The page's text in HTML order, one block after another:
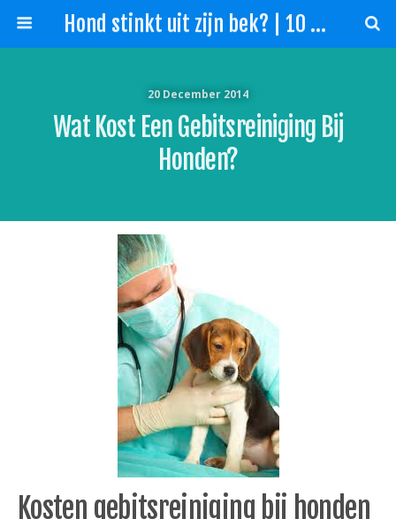
Hond stinkt uit zijn bek? | 10 Tips slechte adem hond!
20 December 2014
Wat Kost Een Gebitsreiniging Bij
Honden?
Kosten gebitsreiniging bij honden